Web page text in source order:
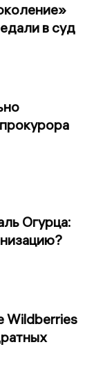
в суд
Огурца:
Wildberries